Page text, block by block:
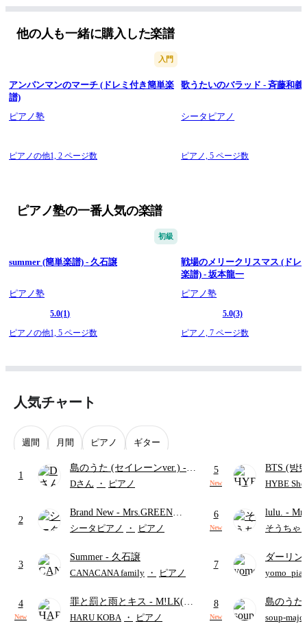
他の人も一緒に購入した楽譜
入門
アンパンマンのマーチ (ドレミ付き簡単楽
譜)
ピアノ塾
ピアノの他1, 2 ページ数
歌うたいのバラッド - 斉藤和義
シータピアノ
ピアノ,5 ページ数
ピアノ塾の一番人気の楽譜
初級
summer (簡単楽譜) - 久石譲
ピアノ塾
5.0(1)
ピアノの他1, 5 ページ数
戦場のメリークリスマス (ドレ
楽譜) - 坂本龍一
ピアノ塾
5.0(3)
ピアノ,7 ページ数
人気チャート
週間 月間 ピアノ ギター
1
島のうた (セイレーンver.) -
セイレーン(CV.鈴木みのり)
ード・ペダル付き/『映画ちい
かわ 人魚の島のひみつ』よ
Dさん ・ ピアノ
2
Brand New - Mrs.GREEN
APPLE
シータピアノ ・ ピアノ
3
Summer - 久石譲
CANACANA family ・ ピアノ
4
New
罪と罰と雨とキス - M!LK(佐
野勇斗&吉田仁人)
HARU KOBA ・ ピアノ
5
New
BTS (방
HYBE
6
New
lulu. -
そうちゃ
7
ダーリン
APPLE (
8
New
島のうた
映画ちい
soup-majo